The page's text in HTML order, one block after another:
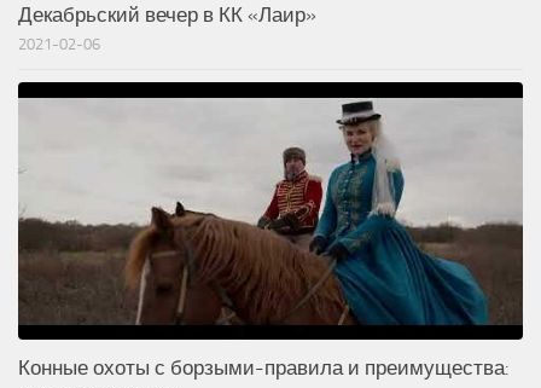
Декабрьский вечер в КК «Лаир»
2021-02-06
Конные охоты с борзыми-правила и преимущества: